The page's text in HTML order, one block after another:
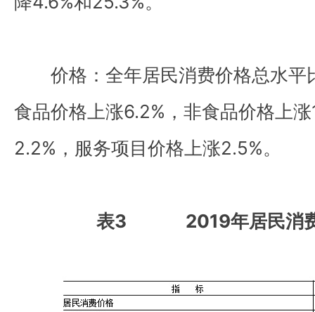
价格：全年居民消费价格总水平
食品价格上涨6.2%，非食品价格上
2.2%，服务项目价格上涨2.5%。
表3 2019年居民消费